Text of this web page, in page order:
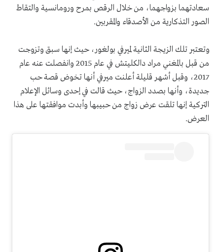
سعادتهما بزواجهما، من خلال الرقص بمرح ورومانسية والتقاط
الصور التذكارية من الأصدقاء والمقربين.
وتعتبر تلك الزيجة الثانية لميرفي بولغور، حيث إنها سبق وتزوجت
من قبل بالمغني مراد دالكليتش في عام 2015 وانفصلت عنه عام
2017، وقبل أشهر قليلة أعلنت ميرفي أنها تخوض قصة حب
جديدة، وأنها بصدد الزواج، حيث قالت في إحدى وسائل الإعلام
التركية إنها تلقت عرض زواج من حبيبها وأبدت موافقتها على هذا
العرض.